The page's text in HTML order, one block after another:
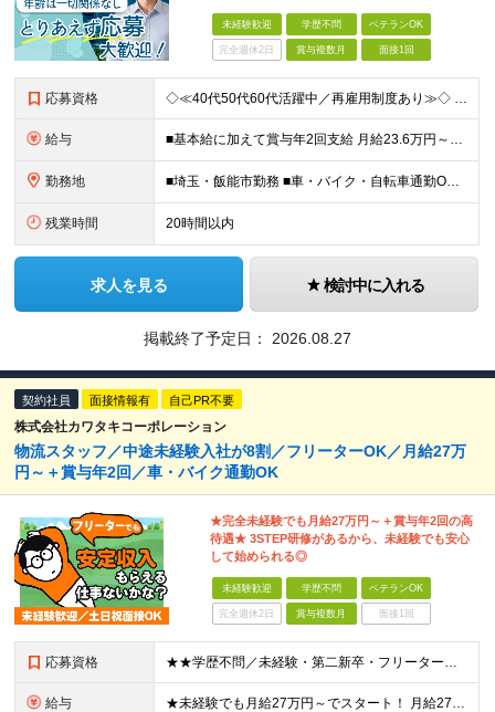
未経験歓迎 学歴不問 ベテランOK
完全週休2日 賞与複数月 面接1回
応募資格 ◇≪40代50代60代活躍中／再雇用制度あり≫◇ 現在、リーダー職は全員が40代以上。 同世代と一緒に働けるからこそ、 ギャップを感じずに居心地が良いのがポイントです。 ■未経験歓迎 ■学歴不問 ■
給与 ■基本給に加えて賞与年2回支給 月給23.6万円～＋賞与年2回＋残業代全額支給＋各種手当 ※試用期間なし
勤務地 ■埼玉・飯能市勤務 ■車・バイク・自転車通勤OK └駐車場・駐輪場完備で安心 【飯能物流センター】 埼玉県飯能市下川崎34 生活クラブ飯能デリバリーセンター (変更の範囲)上記を除く当社関連勤務地
残業時間 20時間以内
求人を見る 検討中に入れる
掲載終了予定日： 2026.08.27
契約社員 面接情報有 自己PR不要
株式会社カワタキコーポレーション
物流スタッフ／中途未経験入社が8割／フリーターOK／月給27万
円～＋賞与年2回／車・バイク通勤OK
★完全未経験でも月給27万円～＋賞与年2回の高
待遇★ 3STEP研修があるから、未経験でも安心
して始められる◎
未経験歓迎 学歴不問 ベテランOK
完全週休2日 賞与複数月 面接1回
応募資格 ★★学歴不問／未経験・第二新卒・フリーター歓迎★★ 今回の応募に必要なスキルは「誰かの話を聞ける」ことだけ◎ 前職経験は一切不問のため、 気になった方は今すぐご応募ください！ 契約の更新 有 更新
給与 ★未経験でも月給27万円～でスタート！ 月給27万円～＋賞与年2回＋残業代全額支給＋各種手当 ※試用期間3カ月（試用期間中の給与・待遇に差異はございません）